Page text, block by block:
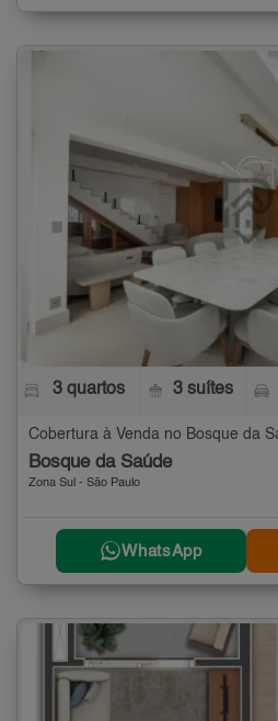
3 quartos 3 suítes
Bosque da Saúde
Zona Sul - São Paulo
WhatsApp